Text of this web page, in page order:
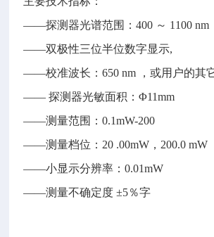
——探测器光谱范围：400 ～ 1100 nm
——双极性三位半位数字显示,
——校准波长：650 nm ，或用户的其
—— 探测器光敏面积：Φ11mm
——测量范围：0.1mW-200
——测量档位：20 .00mW，200.0 mW
——小显示分辨率：0.01mW
——测量不确定度 ±5％字